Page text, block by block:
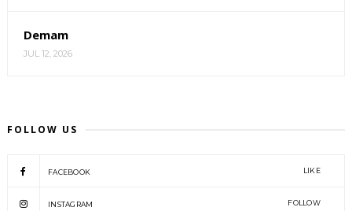
Demam
JUL 12, 2026
FOLLOW US
FACEBOOK LIKE
INSTAGRAM FOLLOW